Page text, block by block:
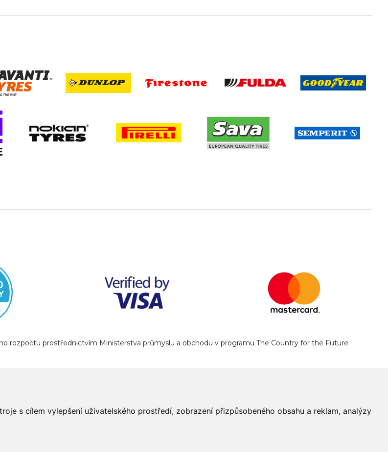
s cílem vylepšení uživatelského prostředí, zobrazení přizpůsobeného obsahu a reklam, analýzy
rozpočtu prostřednictvím Ministerstva průmyslu a obchodu v programu The Country for the Future